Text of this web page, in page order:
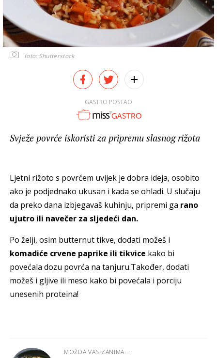
foto: Shutterstock
GASTRO POSTAO
Svježe povrće iskoristi za pripremu slasnog rižota
Ljetni rižoto s povrćem uvijek je dobra ideja, osobito
ako je podjednako ukusan i kada se ohladi. U slučaju
da preko dana izbjegavaš kuhinju, pripremi ga rano
ujutro ili navečer za sljedeći dan.
Po želji, osim butternut tikve, dodati možeš i
komadiće crvene paprike ili tikvice kako bi
povećala dozu povrća na tanjuru.Također, dodati
možeš i gljive ili meso kako bi povećala i porciju
unesenih proteina!
MOŽDA VAS ZANIMA...